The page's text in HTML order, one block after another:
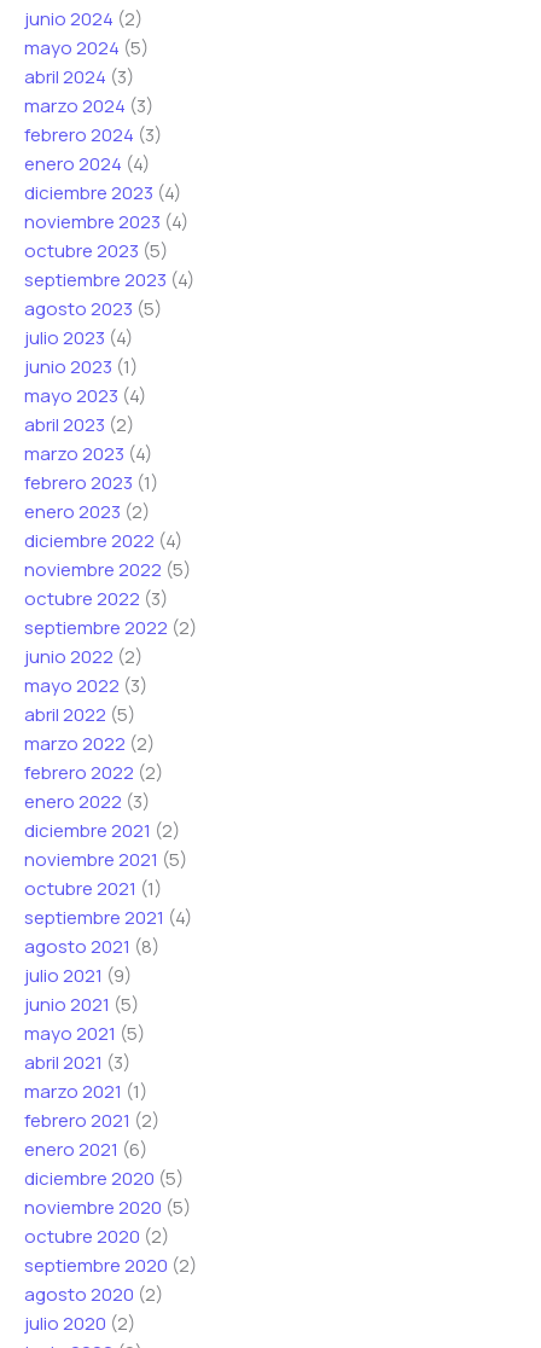
junio 2024 (2)
mayo 2024 (5)
abril 2024 (3)
marzo 2024 (3)
febrero 2024 (3)
enero 2024 (4)
diciembre 2023 (4)
noviembre 2023 (4)
octubre 2023 (5)
septiembre 2023 (4)
agosto 2023 (5)
julio 2023 (4)
junio 2023 (1)
mayo 2023 (4)
abril 2023 (2)
marzo 2023 (4)
febrero 2023 (1)
enero 2023 (2)
diciembre 2022 (4)
noviembre 2022 (5)
octubre 2022 (3)
septiembre 2022 (2)
junio 2022 (2)
mayo 2022 (3)
abril 2022 (5)
marzo 2022 (2)
febrero 2022 (2)
enero 2022 (3)
diciembre 2021 (2)
noviembre 2021 (5)
octubre 2021 (1)
septiembre 2021 (4)
agosto 2021 (8)
julio 2021 (9)
junio 2021 (5)
mayo 2021 (5)
abril 2021 (3)
marzo 2021 (1)
febrero 2021 (2)
enero 2021 (6)
diciembre 2020 (5)
noviembre 2020 (5)
octubre 2020 (2)
septiembre 2020 (2)
agosto 2020 (2)
julio 2020 (2)